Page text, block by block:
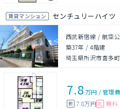
賃貸マンション センチュリーハイツ
西武新宿線 / 航空
築37年 /4階建
埼玉県所沢市喜多
7.8万円 /管理費
敷 7.8万円 礼 無料